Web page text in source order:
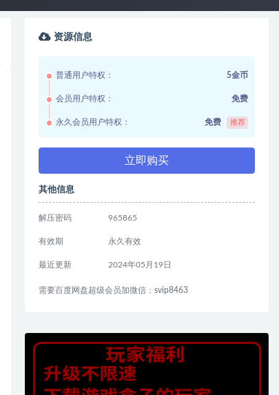
资源信息
普通用户特权： 5金币
会员用户特权： 免费
永久会员用户特权： 免费 推荐
立即购买
其他信息
解压密码 965865
有效期 永久有效
最近更新 2024年05月19日
需要百度网盘超级会员加微信：svip8463